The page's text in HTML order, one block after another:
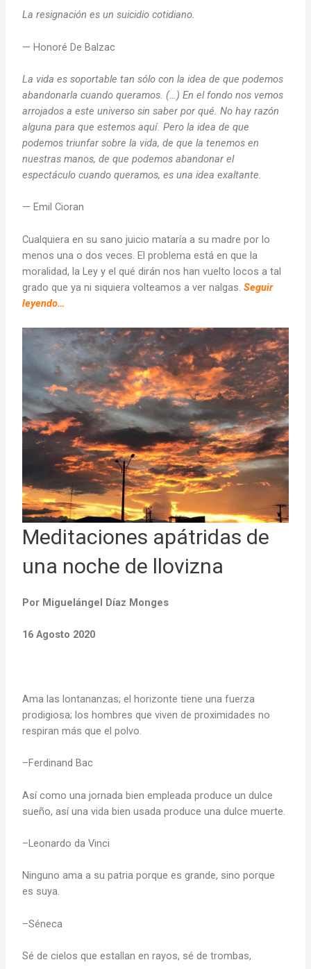
La resignación es un suicidio cotidiano.
— Honoré De Balzac
La vida es soportable tan sólo con la idea de que podemos
abandonarla cuando queramos. (…) En el fondo nos vemos
arrojados a este universo sin saber por qué. No hay razón
alguna para que estemos aquí. Pero la idea de que
podemos triunfar sobre la vida, de que la tenemos en
nuestras manos, de que podemos abandonar el
espectáculo cuando queramos, es una idea exaltante.
— Emil Cioran
Cualquiera en su sano juicio mataría a su madre por lo
menos una o dos veces. El problema está en que la
moralidad, la Ley y el qué dirán nos han vuelto locos a tal
grado que ya ni siquiera volteamos a ver nalgas.Seguir
leyendo…
Meditaciones apátridas de
una noche de llovizna
Por Miguelángel Díaz Monges
16 Agosto 2020
Ama las lontananzas; el horizonte tiene una fuerza
prodigiosa; los hombres que viven de proximidades no
respiran más que el polvo.
–Ferdinand Bac
Así como una jornada bien empleada produce un dulce
sueño, así una vida bien usada produce una dulce muerte.
–Leonardo da Vinci
Ninguno ama a su patria porque es grande, sino porque
es suya.
–Séneca
Sé de cielos que estallan en rayos, sé de trombas,